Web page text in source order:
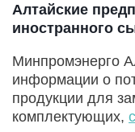
Алтайские
иностранного
Минпромэнерго
информации о
продукции для
комплектующих,